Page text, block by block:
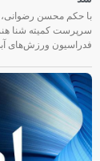
با حکم محسن رضوانی،
سرپرست کمیته شنا
فدراسیون ورزش‌های